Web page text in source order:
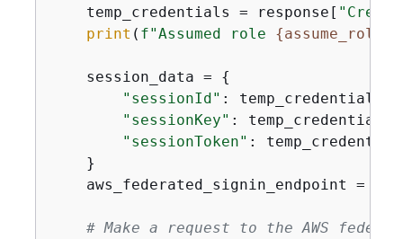
    temp_credentials = response[
print ( f"Assumed role {
    session_data =
{
"sessionId" : temp_credentials[
"sessionKey" : temp_credentials[
"sessionToken" :
    }
    aws_federated_signin_endpoint =
# Make a request to the AWS